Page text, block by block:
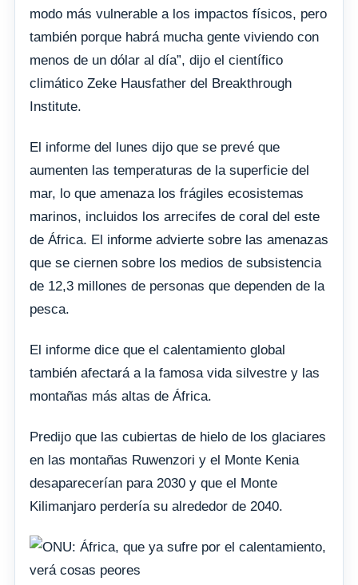
modo más vulnerable a los impactos físicos, pero
también porque habrá mucha gente viviendo con
menos de un dólar al día”, dijo el científico
climático Zeke Hausfather del Breakthrough
Institute.
El informe del lunes dijo que se prevé que
aumenten las temperaturas de la superficie del
mar, lo que amenaza los frágiles ecosistemas
marinos, incluidos los arrecifes de coral del este
de África. El informe advierte sobre las amenazas
que se ciernen sobre los medios de subsistencia
de 12,3 millones de personas que dependen de la
pesca.
El informe dice que el calentamiento global
también afectará a la famosa vida silvestre y las
montañas más altas de África.
Predijo que las cubiertas de hielo de los glaciares
en las montañas Ruwenzori y el Monte Kenia
desaparecerían para 2030 y que el Monte
Kilimanjaro perdería su alrededor de 2040.